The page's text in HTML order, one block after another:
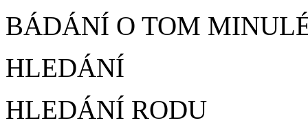
BÁDÁNÍ O TOM
HLEDÁNÍ
HLEDÁNÍ RODU